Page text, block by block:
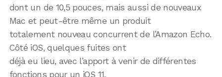
dont un de 10,5 pouces, mais aussi de nouveaux
Mac et peut-être même un produit
totalement nouveau concurrent de l’Amazon Echo.
Côté iOS, quelques fuites ont
déjà eu lieu, avec l’apport à venir de différentes
fonctions pour un iOS 11,